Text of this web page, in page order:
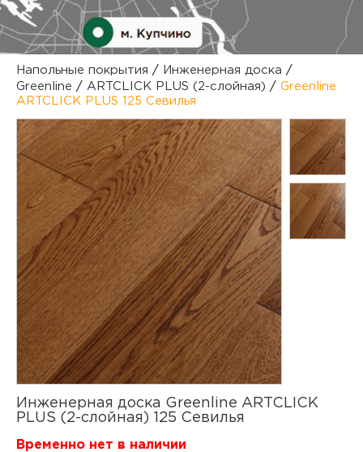
Напольные покрытия / Инженерная доска /
Greenline / ARTCLICK PLUS (2-слойная) / Greenline
ARTCLICK PLUS 125 Севилья
Инженерная доска Greenline ARTCLICK
PLUS (2-слойная) 125 Севилья
Временно нет в наличии